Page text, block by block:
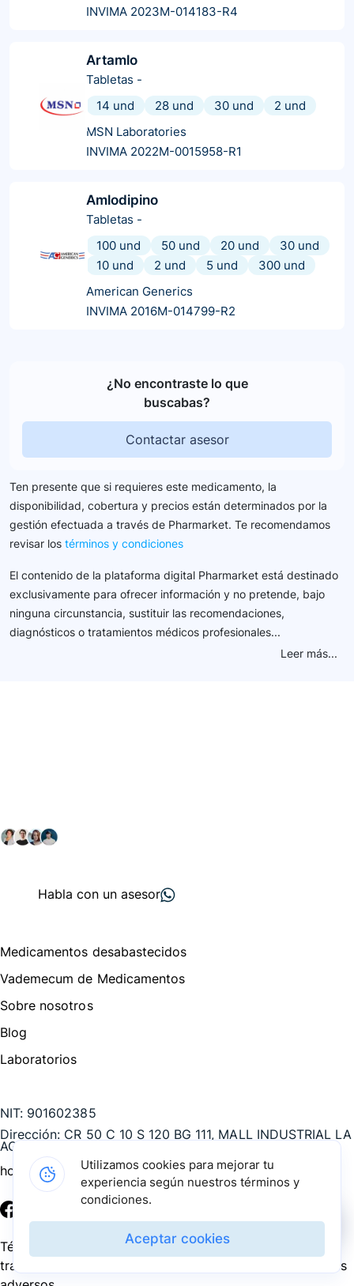
INVIMA 2023M-014183-R4
Artamlo
Tabletas -
14 und
28 und 30 und
2 und
MSN Laboratories
INVIMA 2022M-0015958-R1
Amlodipino
Tabletas -
100 und
50 und 20 und
30 und
10 und
2 und 5 und
300 und
American Generics
INVIMA 2016M-014799-R2
¿No encontraste lo que
buscabas?
Contactar asesor
Ten presente que si requieres este medicamento, la
disponibilidad, cobertura y precios están determinados por la
gestión efectuada a través de Pharmarket. Te recomendamos
revisar los términos y condiciones
El contenido de la plataforma digital Pharmarket está destinado
exclusivamente para ofrecer información y no pretende, bajo
ninguna circunstancia, sustituir las recomendaciones,
diagnósticos o tratamientos médicos profesionales...
Leer más...
Habla con un asesor
Medicamentos desabastecidos
Vademecum de Medicamentos
Sobre nosotros
Blog
Laboratorios
NIT: 901602385
Dirección: CR 50 C 10 S 120 BG 111, MALL INDUSTRIAL LA
AGUACATALA, Medellín - Antioquia, COL
hola@pharmarket.co
2026
Términos y condicionesPolítica de privacidad
tratamiento de datos personales
Reporte de eventos
Utilizamos cookies para mejorar tu
experiencia según nuestros términos y
condiciones.
Aceptar cookies